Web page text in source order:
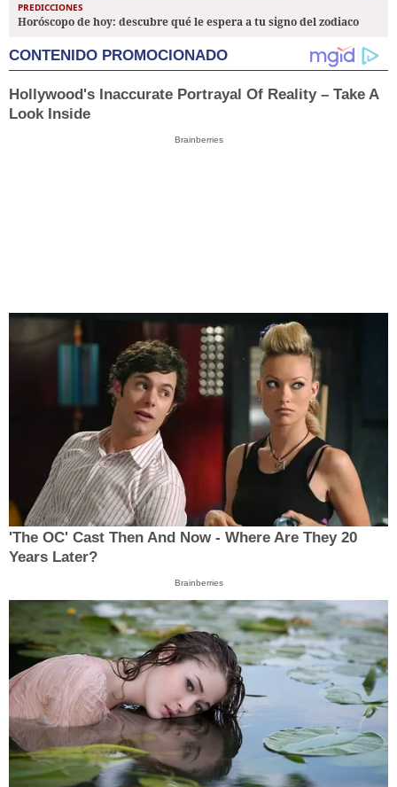
PREDICCIONES
Horóscopo de hoy: descubre qué le espera a tu signo del zodiaco
CONTENIDO PROMOCIONADO
Hollywood's Inaccurate Portrayal Of Reality – Take A
Look Inside
Brainberries
'The OC' Cast Then And Now - Where Are They 20
Years Later?
Brainberries